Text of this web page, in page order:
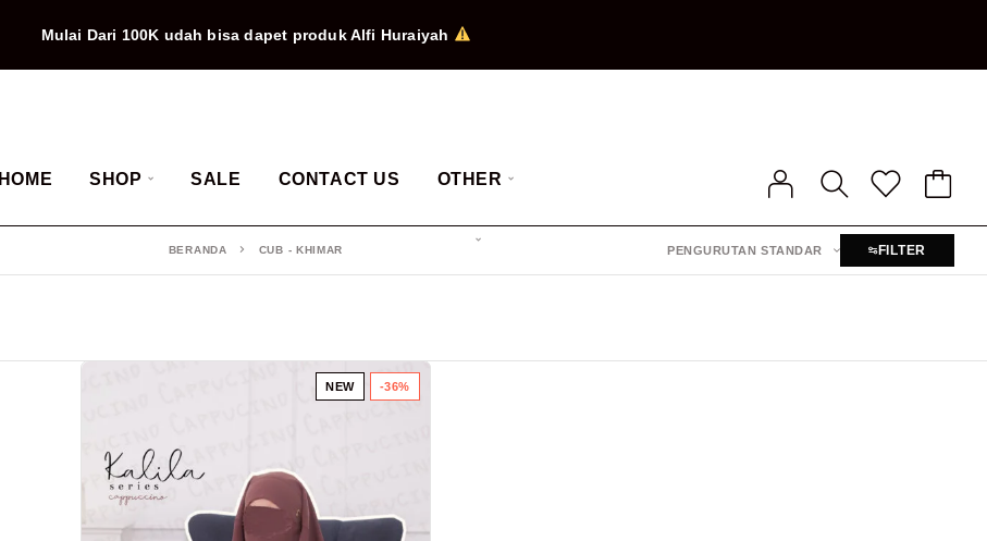
Mulai Dari 100K udah bisa dapet produk Alfi Huraiyah
HOME SHOP SALE CONTACT US OTHER
BERANDA CUB - KHIMAR PENGURUTAN STANDAR FILTER
NEW -36%